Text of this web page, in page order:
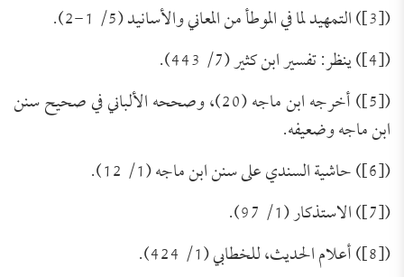
([3]) التمهيد لما في الموطأ من المعاني والأسانيد (5/ 1-2).
([4]) ينظر: تفسير ابن كثير (7/ 443).
([5]) أخرجه ابن ماجه (20)، وصححه الألباني في صحيح سنن
ابن ماجه وضعيفه.
([6]) حاشية السندي على سنن ابن ماجه (1/ 12).
([7]) الاستذكار (1/ 97).
([8]) أعلام الحديث، للخطابي (1/ 424).